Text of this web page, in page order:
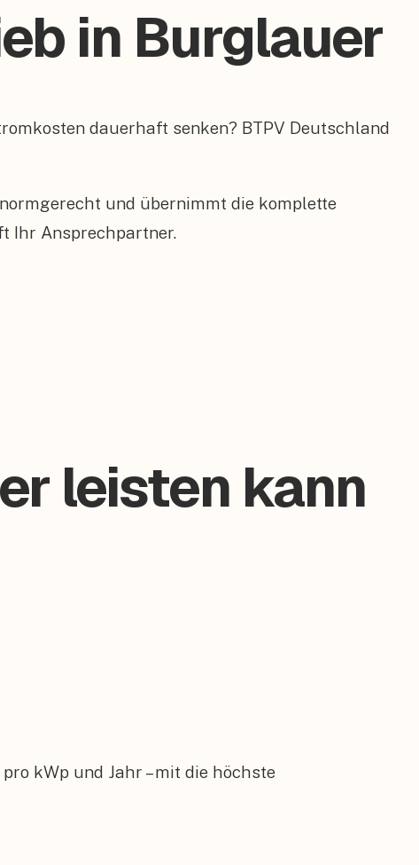
in Burglauer
dauerhaft senken? BTPV Deutschland
und übernimmt die komplette
Ihr Ansprechpartner.
leisten kann
kWp und Jahr – mit die höchste